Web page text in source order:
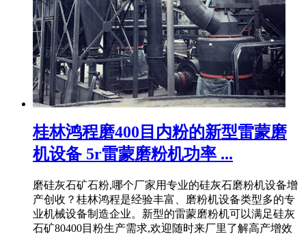
桂林鸿程磨400目内粉的新型雷蒙磨
机设备 5r雷蒙磨粉机功率 ...
磨硅灰石矿石粉,哪个厂家用专业的硅灰石磨粉机设备增
产创收？桂林鸿程是经验丰富、磨粉机设备类型多的专
业机械设备制造企业。新型的雷蒙磨粉机可以满足硅灰
石矿80400目粉生产需求,欢迎随时来厂里了解高产增效